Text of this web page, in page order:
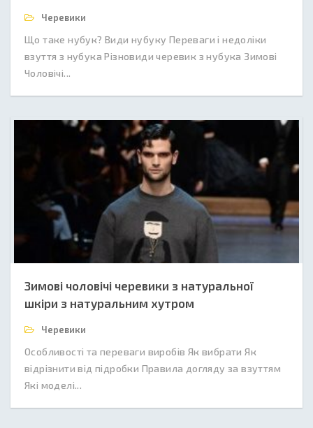
Черевики
Що таке нубук? Види нубуку Переваги і недоліки
взуття з нубука Різновиди черевик з нубука Зимові
Чоловічі...
Зимові чоловічі черевики з натуральної
шкіри з натуральним хутром
Черевики
Особливості та переваги виробів Як вибрати Як
відрізнити від підробки Правила догляду за взуттям
Які моделі...